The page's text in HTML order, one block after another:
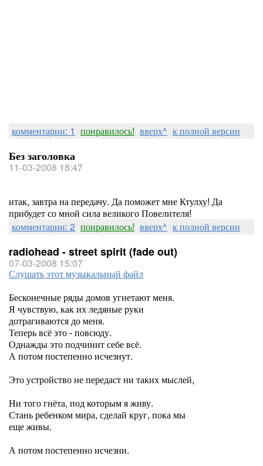
комментарии: 1 понравилось! вверх^ к полной версии
Без заголовка
11-03-2008 18:47
итак, завтра на передачу. Да поможет мне Ктулху! Да
прибудет со мной сила великого Повелителя!
комментарии: 2 понравилось! вверх^ к полной версии
radiohead - street spirit (fade out)
07-03-2008 15:07
Слушать этот музыкальный файл
Бесконечные ряды домов угнетают меня.
Я чувствую, как их ледяные руки
дотрагиваются до меня.
Теперь всё это - повсюду.
Однажды это подчинит себе всё.
А потом постепенно исчезнут.
Это устройство не передаст ни таких мыслей,
Ни того гнёта, под которым я живу.
Стань ребенком мира, сделай круг, пока мы
еще живы.
А потом постепенно исчезни.